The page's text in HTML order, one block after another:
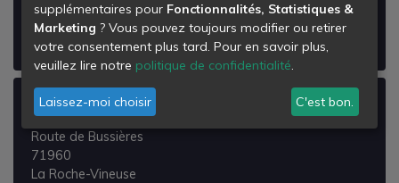
Voir les détails de la
Déchetterie de Charnay-lès-
mâcon
Déchetterie de la Roche-vineuse
Route de Bussières
71960
La Roche-Vineuse
supplémentaires pour Fonctionnalités, Statistiques &
Marketing ? Vous pouvez toujours modifier ou retirer
votre consentement plus tard. Pour en savoir plus,
veuillez lire notre politique de confidentialité.
Laissez-moi choisir C'est bon.